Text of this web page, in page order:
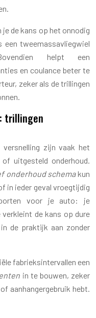
de kans op het onnodig
een tweemassavliegwiel
helpt een
en coulance beter te
zeker als de trillingen
trillingen
zijn vaak het
uitgesteld onderhoud.
onderhoud schemakun
in ieder geval vroegtijdig
voor je auto: je
de kans op dure
de praktijk aan zonder
fabrieksintervallen een
in te bouwen, zeker
aanhangergebruik hebt.